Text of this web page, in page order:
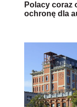
Polacy coraz
ochronę dla